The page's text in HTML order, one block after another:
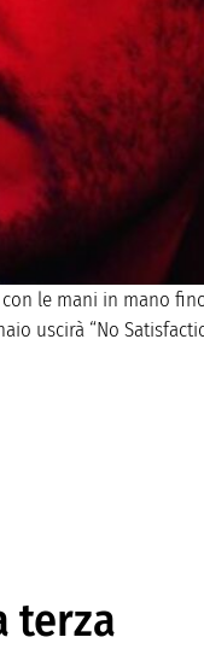
con le mani in mano
uscirà “No
terza